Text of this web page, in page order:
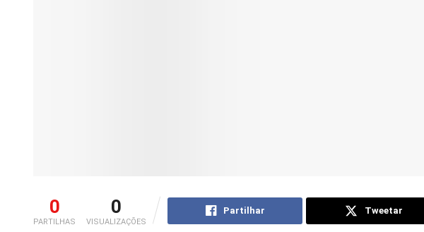
0
PARTILHAS
0
VISUALIZAÇÕES
Partilhar Tweetar